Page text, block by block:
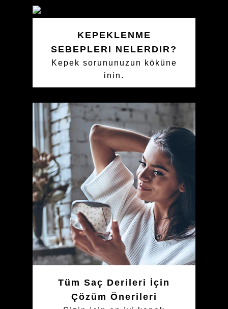
KEPEKLENME
SEBEPLERI NELERDIR?
Kepek sorununuzun köküne
inin.
Tüm Saç Derileri İçin
Çözüm Önerileri